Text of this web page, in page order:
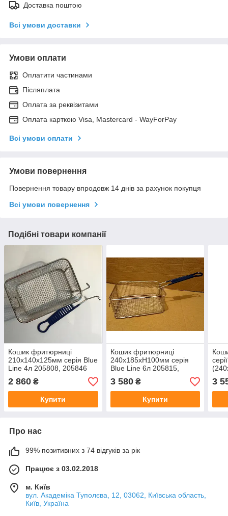
Доставка поштою
Всі умови доставки
Умови оплати
Оплатити частинами
Післяплата
Оплата за реквізитами
Оплата карткою Visa, Mastercard - WayForPay
Всі умови оплати
Умови повернення
Повернення товару впродовж 14 днів за рахунок покупця
Всі умови повернення
Подібні товари компанії
Кошик фритюрниці
210х140х125мм серія Blue
Line 4л 205808, 205846
930618
2 860 ₴
Купити
Кошик фритюрниці
240х185хН100мм серія
Blue Line 6л 205815,
205853 930632
3 580₴
Купити
3
Про нас
99% позитивних з 74 відгуків за рік
Працює з 03.02.2018
м. Київ
вул. Академіка Туполєва, 12, 03062, Київська область,
Київ, Україна